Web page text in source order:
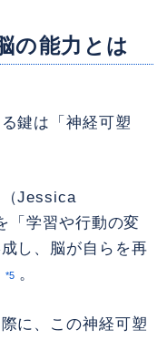
の能力とは
鍵は「神経可塑
（Jessica
「学習や行動の変
し、脳が自らを再
*5 。
に、この神経可塑